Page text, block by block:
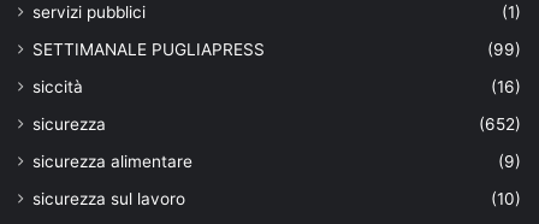
servizi pubblici
(1)
SETTIMANALE PUGLIAPRESS
(99)
siccità
(16)
sicurezza
(652)
sicurezza alimentare
(9)
sicurezza sul lavoro
(10)